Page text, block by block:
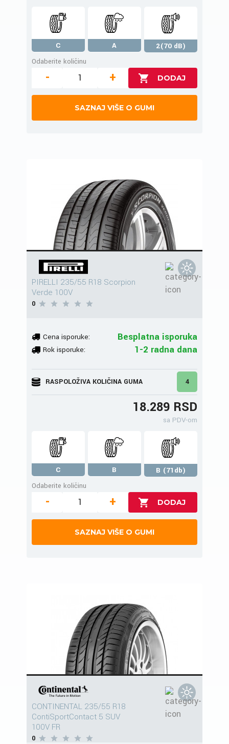
C A
2(70 dB)
Odaberite količinu
- +
SAZNAJ VIŠE O GUMI
PIRELLI 235/55 R18 Scorpion
Verde 100V
0
Cena isporuke: Besplatna isporuka
Rok isporuke: 1-2 radna dana
RASPOLOŽIVA KOLIČINA GUMA 4
18.289 RSD
sa PDV-om
C B
B (71db)
Odaberite količinu
- +
SAZNAJ VIŠE O GUMI
CONTINENTAL 235/55 R18
ContiSportContact 5 SUV
100V FR
0